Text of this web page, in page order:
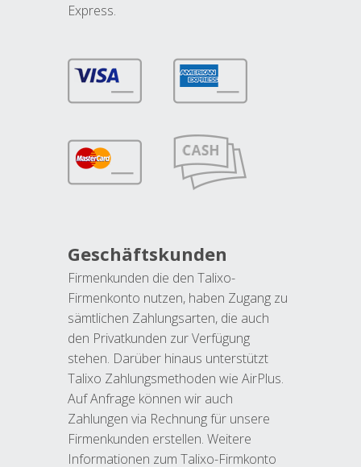
Express.
Geschäftskunden
Firmenkunden die den Talixo-
Firmenkonto nutzen, haben Zugang zu
sämtlichen Zahlungsarten, die auch
den Privatkunden zur Verfügung
stehen. Darüber hinaus unterstützt
Talixo Zahlungsmethoden wie AirPlus.
Auf Anfrage können wir auch
Zahlungen via Rechnung für unsere
Firmenkunden erstellen. Weitere
Informationen zum Talixo-Firmkonto